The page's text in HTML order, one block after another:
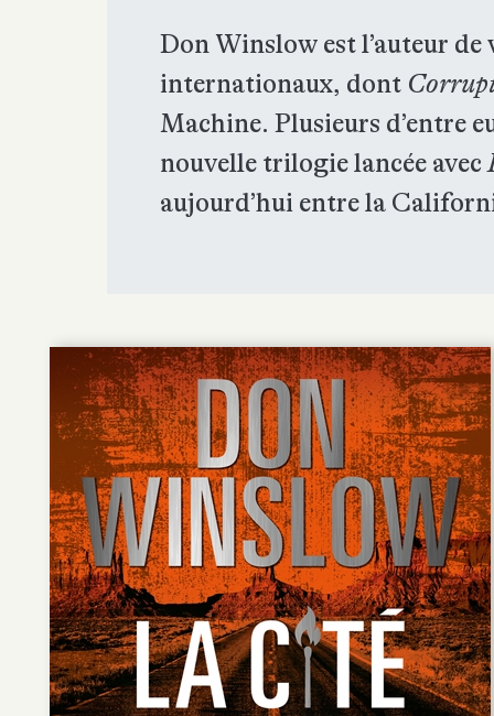
Don Winslow est l’auteur
internationaux, dont
Machine. Plusieurs d’entre
nouvelle trilogie lancée avec
aujourd’hui entre la